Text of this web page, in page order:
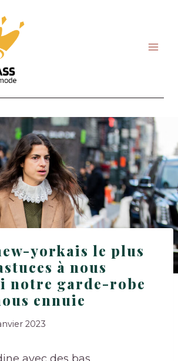
yorkais le plus
à nous
notre garde-robe
ennuie
2023